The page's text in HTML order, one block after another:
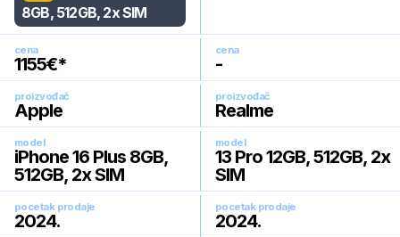
8GB, 512GB, 2x SIM
cena
1155€*
cena
-
proizvođač
Apple
proizvođač
Realme
model
iPhone 16 Plus 8GB,
512GB, 2x SIM
model
13 Pro 12GB, 512GB, 2x
SIM
pocetak prodaje
2024.
pocetak prodaje
2024.